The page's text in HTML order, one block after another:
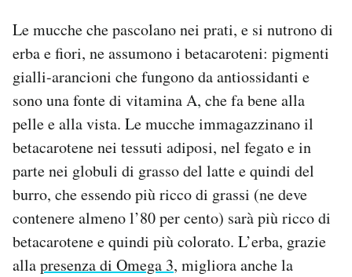
Area Personale
Newsletter
Hai bisogno di aiuto?
Esci
Le mucche che pascolano nei prati, e si nutrono di
erba e fiori, ne assumono i betacaroteni: pigmenti
gialli-arancioni che fungono da antiossidanti e
sono una fonte di vitamina A, che fa bene alla
pelle e alla vista. Le mucche immagazzinano il
betacarotene nei tessuti adiposi, nel fegato e in
parte nei globuli di grasso del latte e quindi del
burro, che essendo più ricco di grassi (ne deve
contenere almeno l’80 per cento) sarà più ricco di
betacarotene e quindi più colorato. L’erba, grazie
allapresenza di Omega 3, migliora anche la